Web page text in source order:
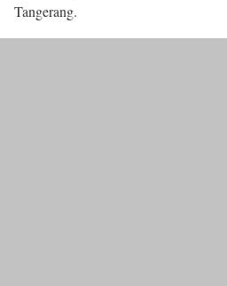
Tangerang.